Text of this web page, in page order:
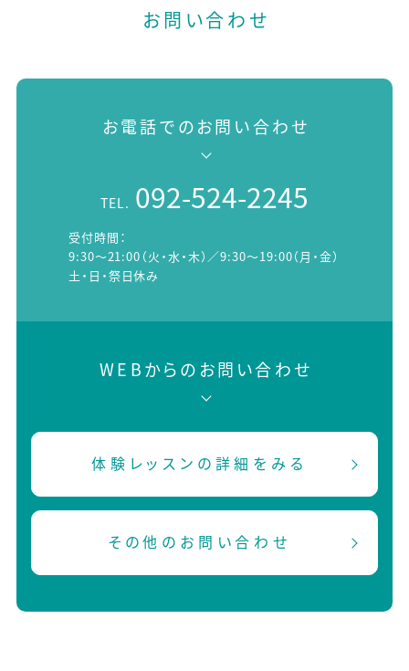
お問い合わせ
お電話でのお問い合わせ
TEL. 092-524-2245
受付時間：
9:30～21:00（火・水・木）／9:30～19:00（月・金）
土・日・祭日休み
WEBからのお問い合わせ
体験レッスンの詳細をみる
その他のお問い合わせ